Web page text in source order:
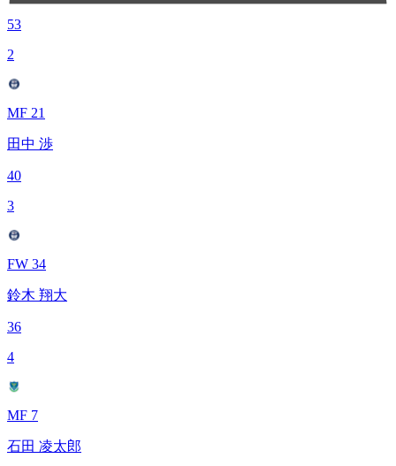
53
2
MF 21
田中 渉
40
3
FW 34
鈴木 翔大
36
4
MF 7
石田 凌太郎